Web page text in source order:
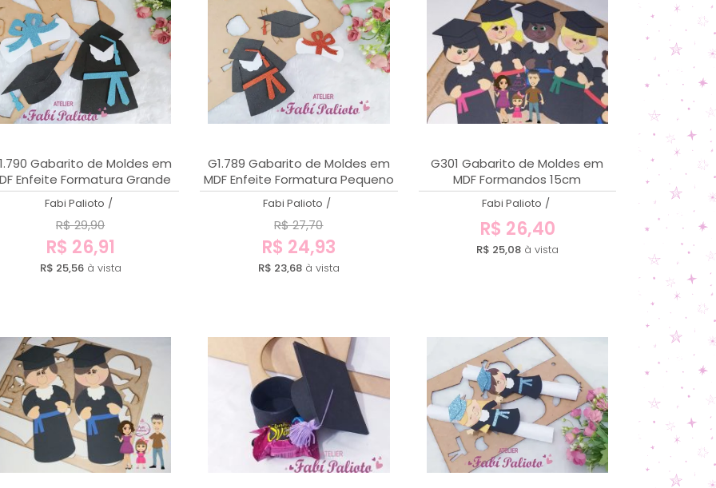
MENOR PREÇO
MAIOR PREÇO
A - Z
Gabarito de Moldes em
Enfeite Formatura Grande
Fabi Palioto /
R$ 29,90
R$ 26,91
R$ 25,56à vista
G1.789 Gabarito de Moldes em
MDF Enfeite Formatura Pequeno
Fabi Palioto /
R$ 27,70
R$ 24,93
R$ 23,68à vista
G301 Gabarito de Moldes em
MDF Formandos 15cm
Fabi Palioto /
R$ 26,40
R$ 25,08à vista